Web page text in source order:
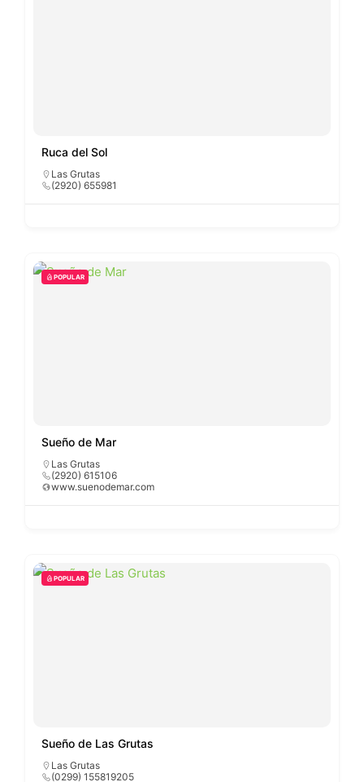
Ruca del Sol
Las Grutas
(2920) 655981
POPULAR
Sueño de Mar
Las Grutas
(2920) 615106
www.suenodemar.com
POPULAR
Sueño de Las Grutas
Las Grutas
(0299) 155819205